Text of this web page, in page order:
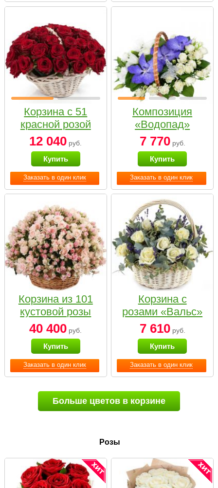
Заказать в один клик
Корзина с 51
красной розой
12 040 руб.
Купить
Заказать в один клик
Композиция
«Водопад»
7 770руб.
Купить
Заказать в один клик
Корзина из 101
кустовой розы
нежных тонов
40 400 руб.
Купить
Заказать в один клик
Корзина с
розами «Вальс»
7 610руб.
Купить
Больше цветов в корзине
Розы